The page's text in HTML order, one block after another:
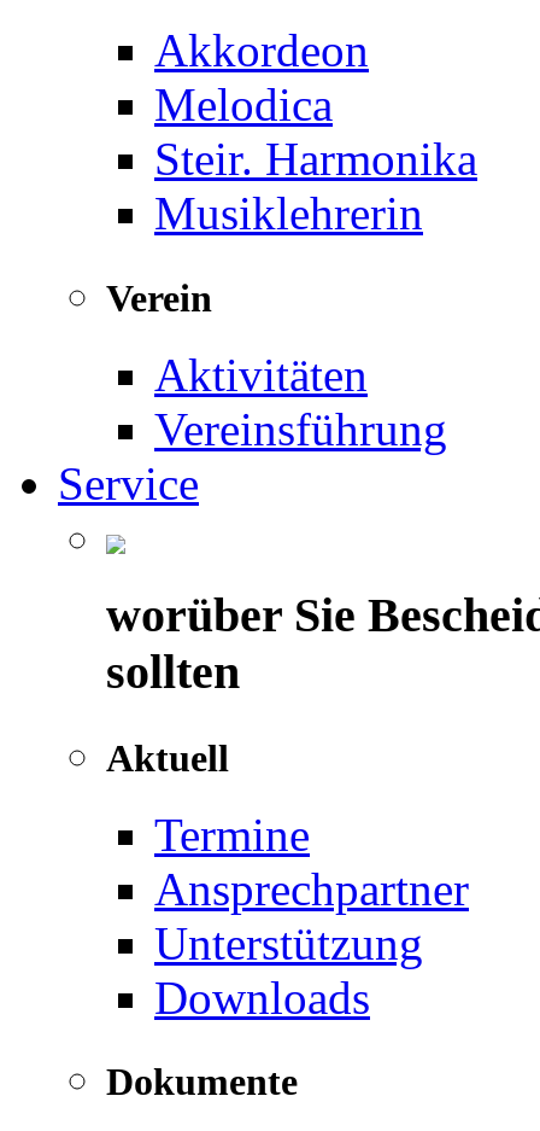
Akkordeon
Melodica
Steir. Harmonika
Musiklehrerin
Verein
Aktivitäten
Vereinsführung
Service
worüber Sie
sollten
Aktuell
Termine
Ansprechpartner
Unterstützung
Downloads
Dokumente